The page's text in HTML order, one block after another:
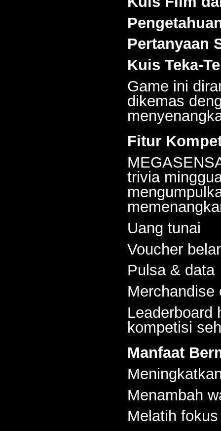
Pertanyaan
Kuis Teka-
Game ini
dikemas
Fitur
trivia
Uang tunai
Voucher
Pulsa & data
Merchandise
Leaderboard
kompetisi
Manfaat
Menambah
Melatih